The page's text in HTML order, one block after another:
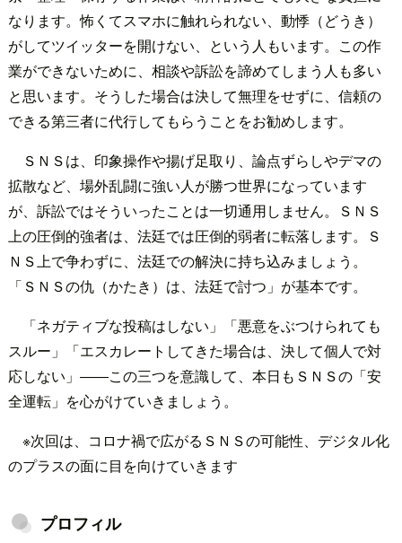
なります。怖くてスマホに触れられない、動悸（どうき）
がしてツイッターを開けない、という人もいます。この作
業ができないために、相談や訴訟を諦めてしまう人も多い
と思います。そうした場合は決して無理をせずに、信頼の
できる第三者に代行してもらうことをお勧めします。
ＳＮＳは、印象操作や揚げ足取り、論点ずらしやデマの
拡散など、場外乱闘に強い人が勝つ世界になっています
が、訴訟ではそういったことは一切通用しません。ＳＮＳ
上の圧倒的強者は、法廷では圧倒的弱者に転落します。Ｓ
ＮＳ上で争わずに、法廷での解決に持ち込みましょう。
「ＳＮＳの仇（かたき）は、法廷で討つ」が基本です。
「ネガティブな投稿はしない」「悪意をぶつけられても
スルー」「エスカレートしてきた場合は、決して個人で対
応しない」――この三つを意識して、本日もＳＮＳの「安
全運転」を心がけていきましょう。
※次回は、コロナ禍で広がるＳＮＳの可能性、デジタル化
のプラスの面に目を向けていきます
プロフィル